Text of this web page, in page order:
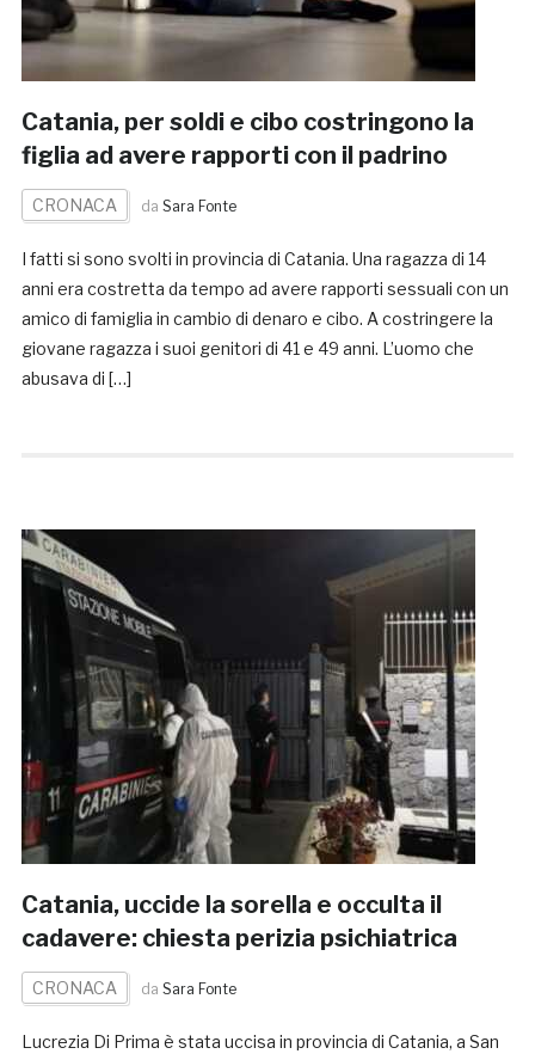
Catania, per soldi e cibo costringono la
figlia ad avere rapporti con il padrino
CRONACA da Sara Fonte
I fatti si sono svolti in provincia di Catania. Una ragazza di 14
anni era costretta da tempo ad avere rapporti sessuali con un
amico di famiglia in cambio di denaro e cibo. A costringere la
giovane ragazza i suoi genitori di 41 e 49 anni. L’uomo che
abusava di […]
Catania, uccide la sorella e occulta il
cadavere: chiesta perizia psichiatrica
CRONACA da Sara Fonte
Lucrezia Di Prima è stata uccisa in provincia di Catania, a San